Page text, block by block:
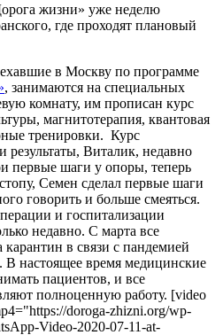
жизни» уже неделю
где проходят плановый
в Москву по программе
, занимаются на специальных
комнату, им прописан курс
магнитотерапия, квантовая
тренировки. Курс
результаты, Виталик, недавно
первые шаги у опоры, теперь
Семен сделал первые шаги
говорить и больше смеяться.
и госпитализации
недавно. С марта все
в связи с пандемией
настоящее время медицинские
пациентов, и все
полноценную работу. [video
doroga-zhizni.org/wp-
Video-2020-07-11-at-